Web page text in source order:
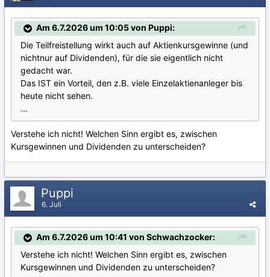
Am 6.7.2026 um 10:05 von Puppi:
Die Teilfreistellung wirkt auch auf Aktienkursgewinne (und
nichtnur auf Dividenden), für die sie eigentlich nicht
gedacht war.
Das IST ein Vorteil, den z.B. viele Einzelaktienanleger bis
heute nicht sehen.
...
Verstehe ich nicht! Welchen Sinn ergibt es, zwischen
Kursgewinnen und Dividenden zu unterscheiden?
Puppi
6. Juli
Am 6.7.2026 um 10:41 von Schwachzocker:
Verstehe ich nicht! Welchen Sinn ergibt es, zwischen
Kursgewinnen und Dividenden zu unterscheiden?